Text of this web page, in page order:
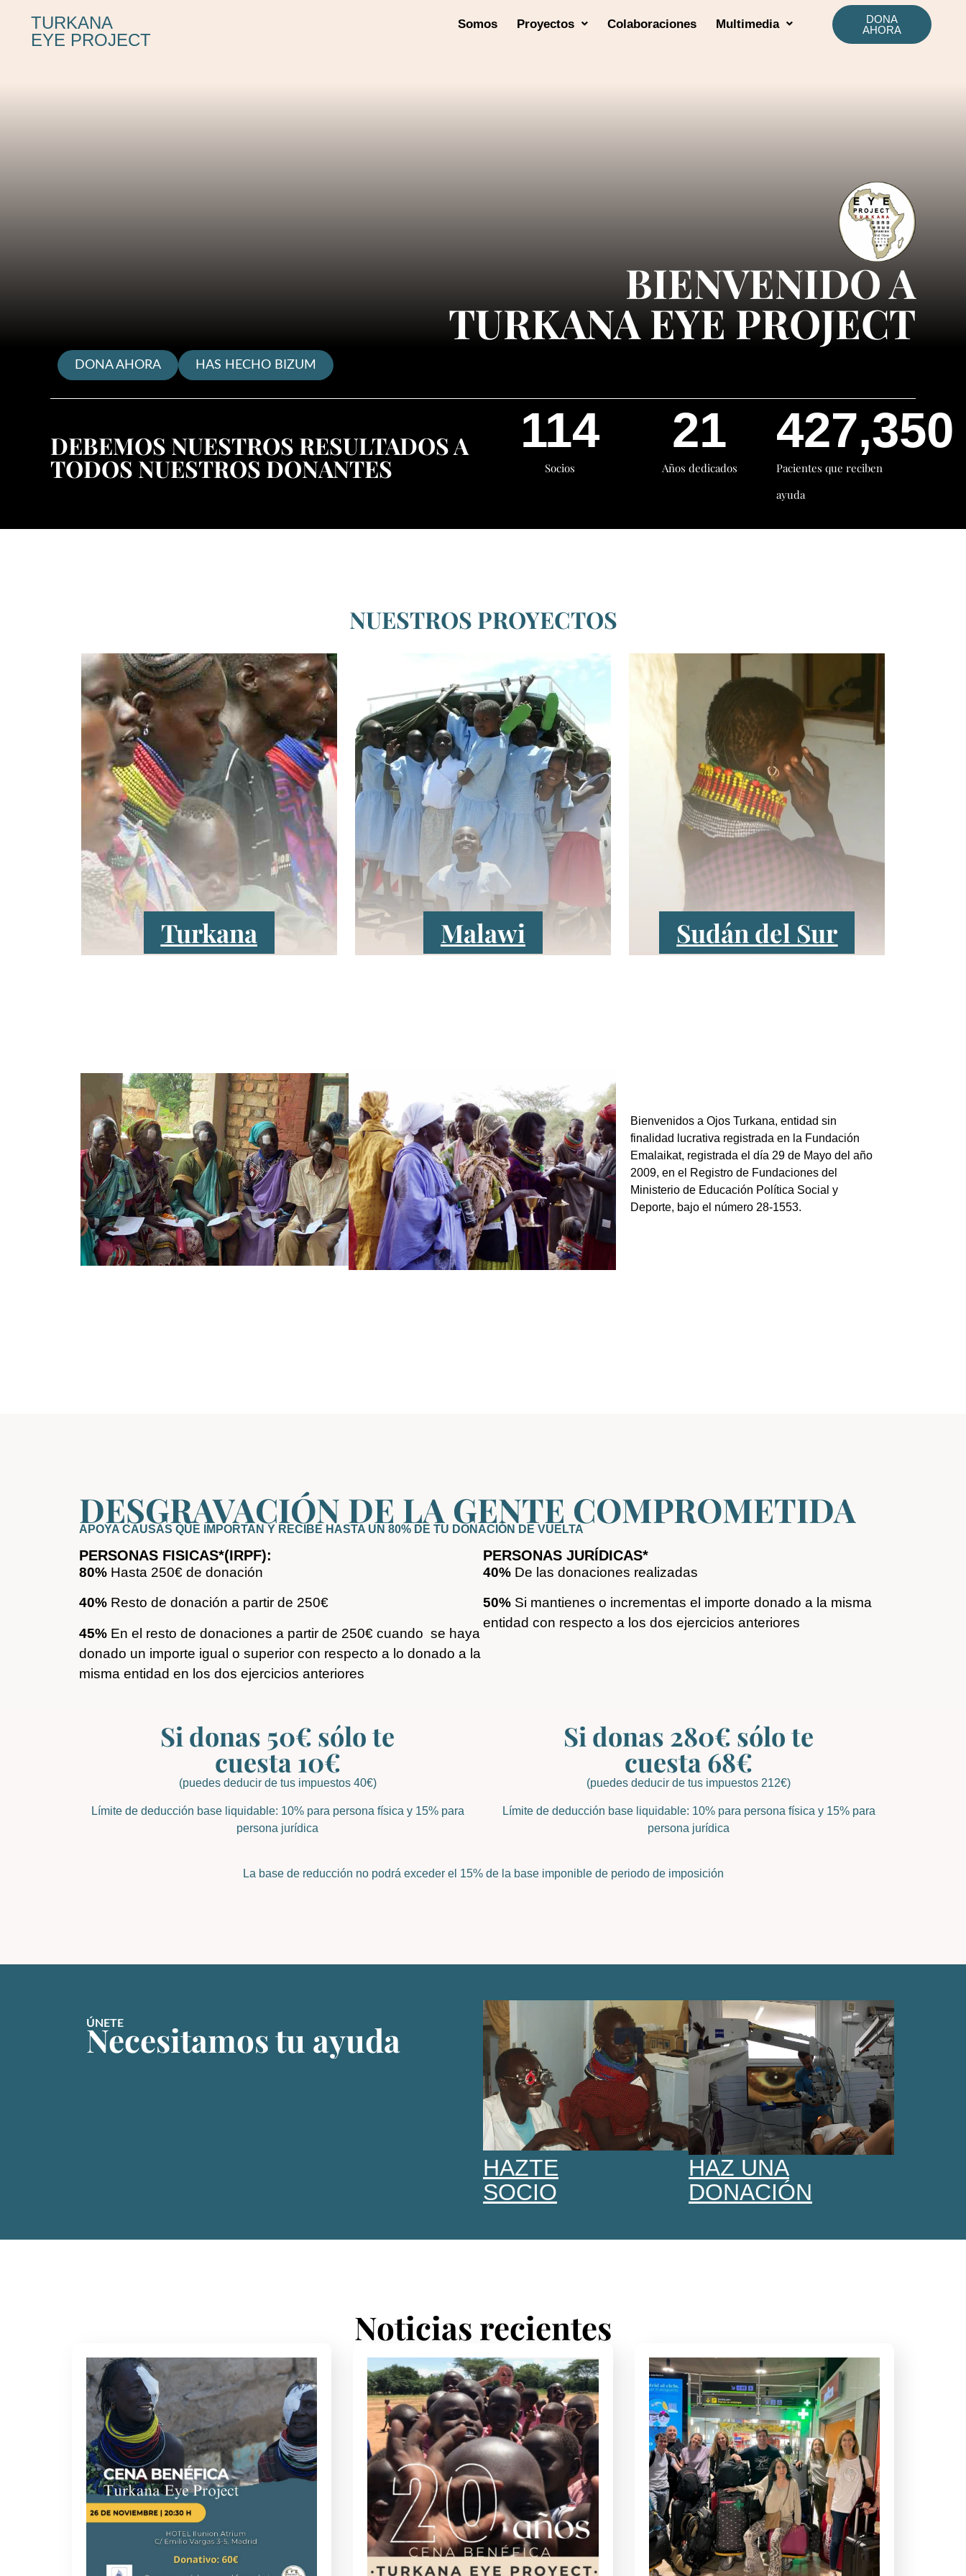
TURKANA
EYE PROJECT
Somos Proyectos Colaboraciones Multimedia
DONA
AHORA
BIENVENIDO A
TURKANA EYE PROJECT
DONA AHORA HAS HECHO BIZUM
DEBEMOS NUESTROS RESULTADOS A
TODOS NUESTROS DONANTES Socios
114
Años dedicados
21
Pacientes que reciben
ayuda
427,350
NUESTROS PROYECTOS
Turkana Malawi Sudán del Sur
Bienvenidos a Ojos Turkana, entidad sin
finalidad lucrativa registrada en la Fundación
Emalaikat, registrada el día 29 de Mayo del año
2009, en el Registro de Fundaciones del
Ministerio de Educación Política Social y
Deporte, bajo el número 28-1553.
DESGRAVACIÓN DE LA GENTE COMPROMETIDA
APOYA CAUSAS QUE IMPORTAN Y RECIBE HASTA UN 80% DE TU DONACIÓN DE VUELTA
PERSONAS FISICAS*(IRPF):
80% Hasta 250€ de donación
40% Resto de donación a partir de 250€
45% En el resto de donaciones a partir de 250€ cuando se haya
donado un importe igual o superior con respecto a lo donado a la
misma entidad en los dos ejercicios anteriores
PERSONAS JURÍDICAS*
40% De las donaciones realizadas
50% Si mantienes o incrementas el importe donado a la misma
entidad con respecto a los dos ejercicios anteriores
Si donas 50€ sólo te
cuesta 10€
(puedes deducir de tus impuestos 40€)
Límite de deducción base liquidable: 10% para persona física y 15% para
persona jurídica
Si donas 280€ sólo te
cuesta 68€
(puedes deducir de tus impuestos 212€)
Límite de deducción base liquidable: 10% para persona física y 15% para
persona jurídica
La base de reducción no podrá exceder el 15% de la base imponible de periodo de imposición
ÚNETE
Necesitamos tu ayuda
HAZTE
SOCIO
HAZ UNA
DONACIÓN
Noticias recientes